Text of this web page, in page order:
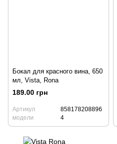
Бокал для красного вина, 650
мл, Vista, Rona
189.00 грн
Артикул
модели
858178208896
4